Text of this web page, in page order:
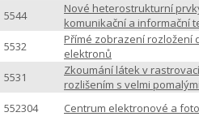
5544
Nové heterostrukturní
komunikační a informační
5532
Přímé zobrazení rozložení
elektronů
5531
Zkoumání látek v
rozlišením s velmi
552304
Centrum elektronové a